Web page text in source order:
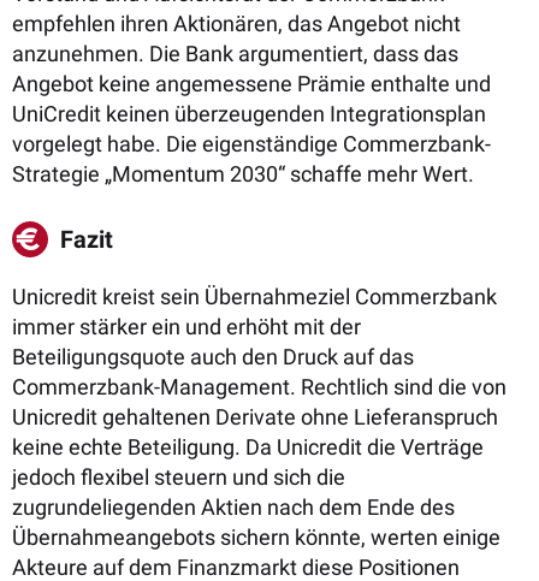
empfehlen ihren Aktionären, das Angebot nicht
anzunehmen. Die Bank argumentiert, dass das
Angebot keine angemessene Prämie enthalte und
UniCredit keinen überzeugenden Integrationsplan
vorgelegt habe. Die eigenständige Commerzbank-
Strategie „Momentum 2030“ schaffe mehr Wert.
Fazit
Unicredit kreist sein Übernahmeziel Commerzbank
immer stärker ein und erhöht mit der
Beteiligungsquote auch den Druck auf das
Commerzbank-Management. Rechtlich sind die von
Unicredit gehaltenen Derivate ohne Lieferanspruch
keine echte Beteiligung. Da Unicredit die Verträge
jedoch flexibel steuern und sich die
zugrundeliegenden Aktien nach dem Ende des
Übernahmeangebots sichern könnte, werten einige
Akteure auf dem Finanzmarkt diese Positionen